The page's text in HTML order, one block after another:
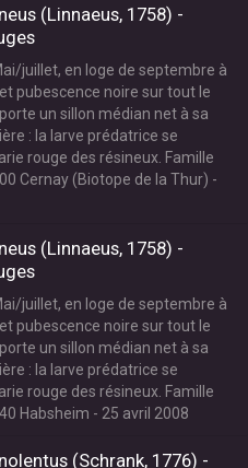
(Linnaeus, 1758) -
juillet, en loge de septembre à
pubescence noire sur tout le
un sillon médian net à sa
: la larve prédatrice se
rouge des résineux. Famille
Cernay (Biotope de la Thur) -
(Linnaeus, 1758) -
juillet, en loge de septembre à
pubescence noire sur tout le
un sillon médian net à sa
: la larve prédatrice se
rouge des résineux. Famille
Habsheim - 25 avril 2008
(Schrank, 1776) -